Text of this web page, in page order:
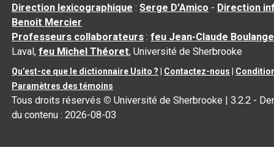
Direction lexicographique :Serge D’Amico - Direction
Benoit Mercier
Professeurs collaborateurs :feu Jean-Claude
Laval,feu Michel Théoret, Université de Sherbrooke
Qu’est-ce que le dictionnaire Usito ? Contactez-nous
Paramètres des témoins
Tous droits réservés © Université de Sherbrooke |3.2.2 -
du contenu :2026-08-03